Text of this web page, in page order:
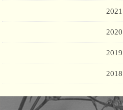
2021
2020
2019
2018